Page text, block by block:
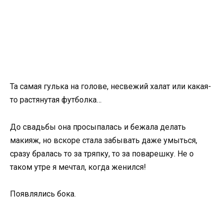
Та самая гулька на голове, несвежий халат или какая-
то растянутая футболка…
До свадьбы она просыпалась и бежала делать
макияж, но вскоре стала забывать даже умыться,
сразу бралась то за тряпку, то за поварешку. Не о
таком утре я мечтал, когда женился!
Появлялись бока.